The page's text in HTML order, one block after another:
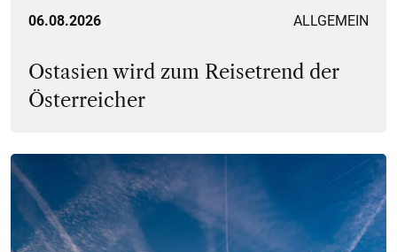
06.08.2026 ALLGEMEIN
Ostasien wird zum Reisetrend der
Österreicher